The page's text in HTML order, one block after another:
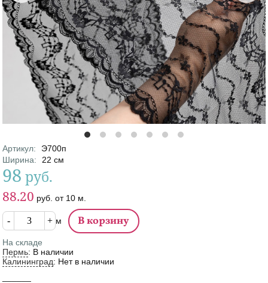
Артикул:
Э700п
Характеристики
Ширина: 22 см
Цена
98 руб.
Цена от
88.20 руб. от 10 м.
Кол-во
м
На складе
Пермь: В наличии
Калининград: Нет в наличии